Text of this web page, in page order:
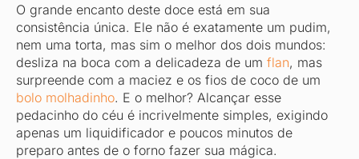
O grande encanto deste doce está em sua
consistência única. Ele não é exatamente um pudim,
nem uma torta, mas sim o melhor dos dois mundos:
desliza na boca com a delicadeza de um flan, mas
surpreende com a maciez e os fios de coco de um
bolo molhadinho. E o melhor? Alcançar esse
pedacinho do céu é incrivelmente simples, exigindo
apenas um liquidificador e poucos minutos de
preparo antes de o forno fazer sua mágica.